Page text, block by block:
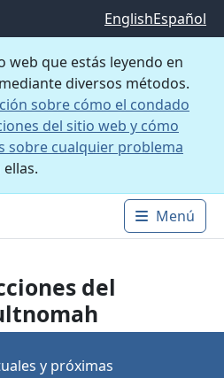
EnglishEspañol
web que estás leyendo en
diversos métodos.
sobre cómo el condado
del sitio web y cómo
sobre cualquier problema
Main
Menú
del
y próximas